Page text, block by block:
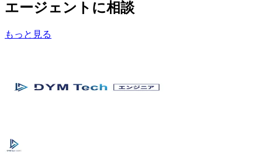
エージェントに相談
もっと見る